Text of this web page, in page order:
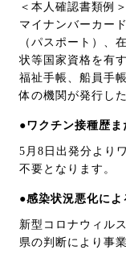
＜本人確認書類例＞
マイナンバーカー
（パスポート）、
状等国家資格を有
福祉手帳、船員手
体の機関が発行し
●ワクチン接種歴
5月8日出発分より
不要となります。
●感染状況悪化に
新型コロナウィル
県の判断により事